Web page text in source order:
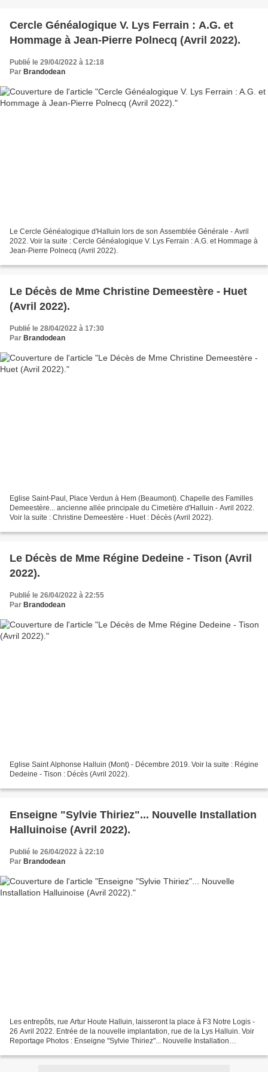
Cercle Généalogique V. Lys Ferrain : A.G. et
Hommage à Jean-Pierre Polnecq (Avril 2022).
Publié le 29/04/2022 à 12:18
Par Brandodean
Le Cercle Généalogique d'Halluin lors de son Assemblée Générale - Avril
2022. Voir la suite : Cercle Généalogique V. Lys Ferrain : A.G. et Hommage à
Jean-Pierre Polnecq (Avril 2022).
Le Décès de Mme Christine Demeestère - Huet
(Avril 2022).
Publié le 28/04/2022 à 17:30
Par Brandodean
Eglise Saint-Paul, Place Verdun à Hem (Beaumont). Chapelle des Familles
Demeestère... ancienne allée principale du Cimetière d'Halluin - Avril 2022.
Voir la suite : Christine Demeestère - Huet : Décès (Avril 2022).
Le Décès de Mme Régine Dedeine - Tison (Avril
2022).
Publié le 26/04/2022 à 22:55
Par Brandodean
Eglise Saint Alphonse Halluin (Mont) - Décembre 2019. Voir la suite : Régine
Dedeine - Tison : Décès (Avril 2022).
Enseigne "Sylvie Thiriez"... Nouvelle Installation
Halluinoise (Avril 2022).
Publié le 26/04/2022 à 22:10
Par Brandodean
Les entrepôts, rue Artur Houte Halluin, laisseront la place à F3 Notre Logis -
26 Avril 2022. Entrée de la nouvelle implantation, rue de la Lys Halluin. Voir
Reportage Photos : Enseigne "Sylvie Thiriez"... Nouvelle Installation